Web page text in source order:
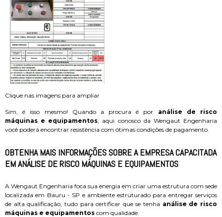
Clique nas imagens para ampliar
Sim, é isso mesmo! Quando a procura é por análise de risco
máquinas e equipamentos , aqui conosco da Wengaut Engenharia
você poderá encontrar resistência com ótimas condições de pagamento.
OBTENHA MAIS INFORMAÇÕES SOBRE A EMPRESA CAPACITADA
EM ANÁLISE DE RISCO MÁQUINAS E EQUIPAMENTOS
A Wengaut Engenharia foca sua energia em criar uma estrutura com sede
localizada em Bauru - SP e ambiente estruturado para entregar serviços
de alta qualificação, tudo para certificar que se tenha análise de risco
máquinas e equipamentos com qualidade.